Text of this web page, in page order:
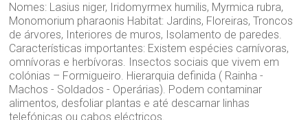
Nomes: Lasius niger, Iridomyrmex humilis, Myrmica rubra,
Monomorium pharaonis Habitat: Jardins, Floreiras, Troncos
de árvores, Interiores de muros, Isolamento de paredes.
Características importantes: Existem espécies carnívoras,
omnívoras e herbívoras. Insectos sociais que vivem em
colónias – Formigueiro. Hierarquia definida ( Rainha -
Machos - Soldados - Operárias). Podem contaminar
alimentos, desfoliar plantas e até descarnar linhas
telefónicas ou cabos eléctricos.